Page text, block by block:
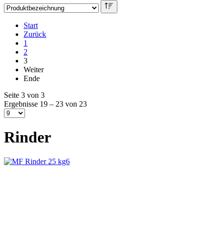
Start
Zurück
1
2
3
Weiter
Ende
Seite 3 von 3
Ergebnisse 19 – 23 von 23
Rinder